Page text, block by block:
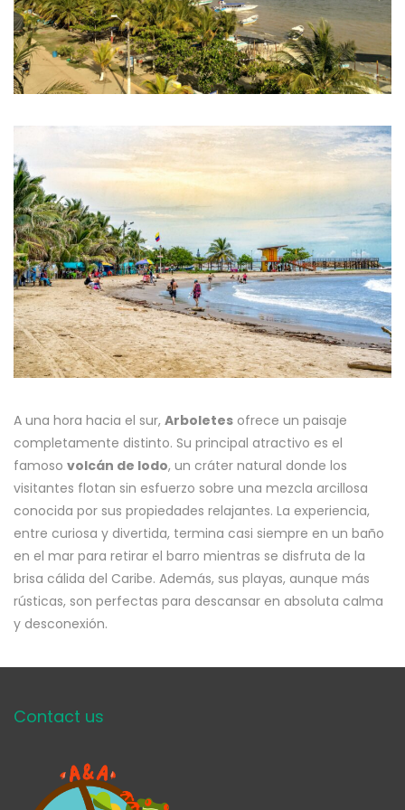
A una hora hacia el sur, Arboletes ofrece un paisaje
completamente distinto. Su principal atractivo es el
famoso volcán de lodo, un cráter natural donde los
visitantes flotan sin esfuerzo sobre una mezcla arcillosa
conocida por sus propiedades relajantes. La experiencia,
entre curiosa y divertida, termina casi siempre en un baño
en el mar para retirar el barro mientras se disfruta de la
brisa cálida del Caribe. Además, sus playas, aunque más
rústicas, son perfectas para descansar en absoluta calma
y desconexión.
Contact us